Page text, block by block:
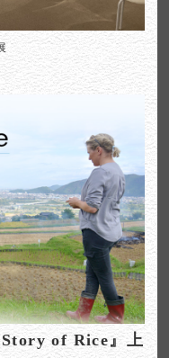
of Rice』上